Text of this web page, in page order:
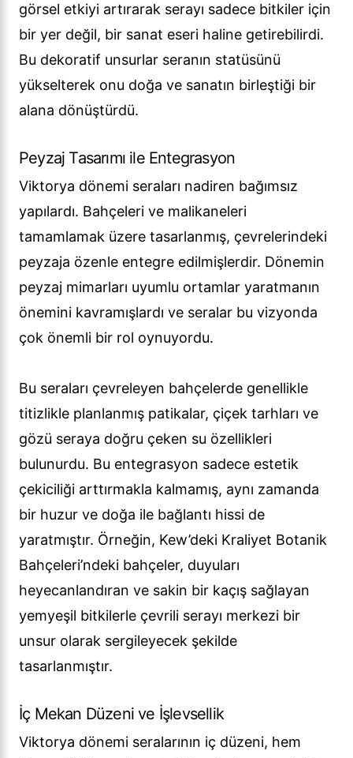
görsel etkiyi artırarak serayı sadece bitkiler için
bir yer değil, bir sanat eseri haline getirebilirdi.
Bu dekoratif unsurlar seranın statüsünü
yükselterek onu doğa ve sanatın birleştiği bir
alana dönüştürdü.
Peyzaj Tasarımı ile Entegrasyon
Viktorya dönemi seraları nadiren bağımsız
yapılardı. Bahçeleri ve malikaneleri
tamamlamak üzere tasarlanmış, çevrelerindeki
peyzaja özenle entegre edilmişlerdir. Dönemin
peyzaj mimarları uyumlu ortamlar yaratmanın
önemini kavramışlardı ve seralar bu vizyonda
çok önemli bir rol oynuyordu.
Bu seraları çevreleyen bahçelerde genellikle
titizlikle planlanmış patikalar, çiçek tarhları ve
gözü seraya doğru çeken su özellikleri
bulunurdu. Bu entegrasyon sadece estetik
çekiciliği arttırmakla kalmamış, aynı zamanda
bir huzur ve doğa ile bağlantı hissi de
yaratmıştır. Örneğin, Kew’deki Kraliyet Botanik
Bahçeleri’ndeki bahçeler, duyuları
heyecanlandıran ve sakin bir kaçış sağlayan
yemyeşil bitkilerle çevrili serayı merkezi bir
unsur olarak sergileyecek şekilde
tasarlanmıştır.
İç Mekan Düzeni ve İşlevsellik
Viktorya dönemi seralarının iç düzeni, hem